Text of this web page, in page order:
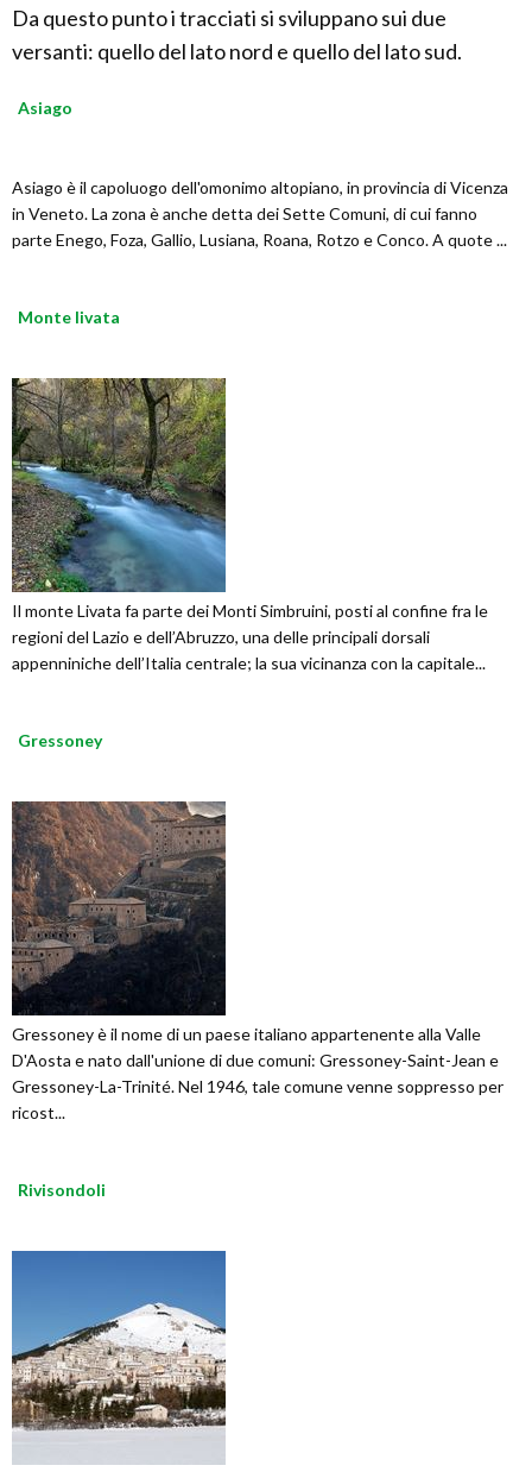
Da questo punto i tracciati si sviluppano sui due
versanti: quello del lato nord e quello del lato sud.
Asiago
Asiago è il capoluogo dell'omonimo altopiano, in provincia di Vicenza
in Veneto. La zona è anche detta dei Sette Comuni, di cui fanno
parte Enego, Foza, Gallio, Lusiana, Roana, Rotzo e Conco. A quote ...
Monte livata
Il monte Livata fa parte dei Monti Simbruini, posti al confine fra le
regioni del Lazio e dell’Abruzzo, una delle principali dorsali
appenniniche dell’Italia centrale; la sua vicinanza con la capitale...
Gressoney
Gressoney è il nome di un paese italiano appartenente alla Valle
D'Aosta e nato dall'unione di due comuni: Gressoney-Saint-Jean e
Gressoney-La-Trinité. Nel 1946, tale comune venne soppresso per
ricost...
Rivisondoli